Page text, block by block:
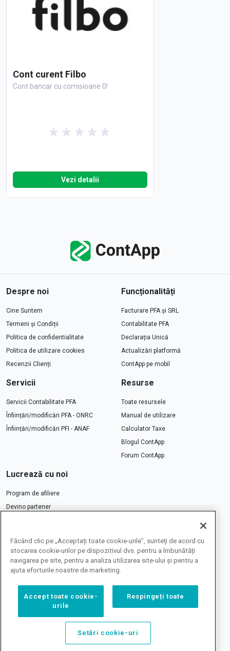
Cont curent Filbo
Cont bancar cu comisioane 0!
Vezi detalii
Despre noi
Cine Suntem
Termeni și Condiții
Politica de confidentialitate
Politica de utilizare cookies
Recenzii Clienți
Funcționalități
Facturare PFA și SRL
Contabilitate PFA
Declarația Unică
Actualizări platformă
ContApp pe mobil
Servicii
Servicii Contabilitate PFA
Înființări/modificări PFA - ONRC
Înființări/modificări PFI - ANAF
Resurse
Toate resursele
Manual de utilizare
Calculator Taxe
Blogul ContApp
Forum ContApp
Lucrează cu noi
Program de afiliere
Devino partener
Toate prețurile de pe site
includ TVA 21%
Făcând clic pe „Acceptați toate cookie-urile”, sunteți de acord cu
stocarea cookie-urilor pe dispozitivul dvs. pentru a îmbunătăți
navigarea pe site, pentru a analiza utilizarea site-ului și pentru a
ajuta eforturile noastre de marketing.
Accept toate cookie-
urile
Respingeți toate
Setări cookie-uri